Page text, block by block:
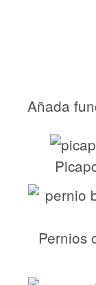
Añada
Pernios